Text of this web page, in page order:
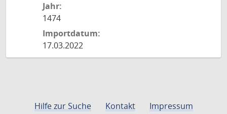
Jahr:
1474
Importdatum:
17.03.2022
Hilfe zur Suche Kontakt
Impressum